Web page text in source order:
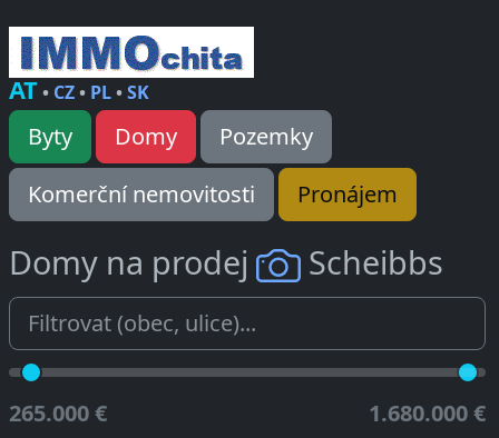
AT• CZ• PL•SK
Byty Domy
Pozemky
Komerční nemovitosti
Pronájem
Domy na prodej Scheibbs
265.000 € 1.680.000 €